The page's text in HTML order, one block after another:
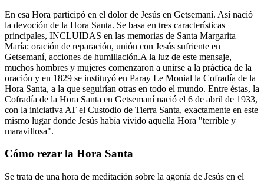
En esa Hora participó en el dolor de Jesús en Getsemaní. Así nació
la devoción de la Hora Santa. Se basa en tres características
principales, INCLUIDAS en las memorias de Santa Margarita
María: oración de reparación, unión con Jesús sufriente en
Getsemaní, acciones de humillación.A la luz de este mensaje,
muchos hombres y mujeres comenzaron a unirse a la práctica de la
oración y en 1829 se instituyó en Paray Le Monial la Cofradía de la
Hora Santa, a la que seguirían otras en todo el mundo. Entre éstas, la
Cofradía de la Hora Santa en Getsemaní nació el 6 de abril de 1933,
con la iniciativa AT el Custodio de Tierra Santa, exactamente en este
mismo lugar donde Jesús había vivido aquella Hora "terrible y
maravillosa".
Cómo rezar la Hora Santa
Se trata de una hora de meditación sobre la agonía de Jesús en el